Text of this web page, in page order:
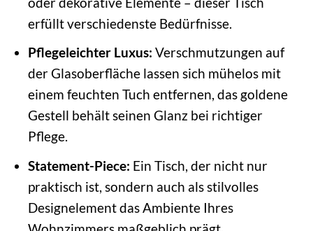
erfüllt verschiedenste Bedürfnisse.
Pflegeleichter Luxus: Verschmutzungen auf
der Glasoberfläche lassen sich mühelos mit
einem feuchten Tuch entfernen, das goldene
Gestell behält seinen Glanz bei richtiger
Pflege.
Statement-Piece: Ein Tisch, der nicht nur
praktisch ist, sondern auch als stilvolles
Designelement das Ambiente Ihres